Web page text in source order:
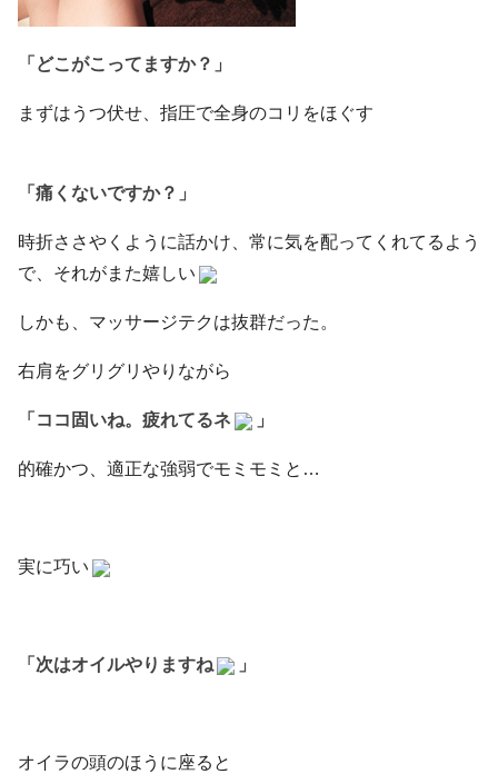
「どこがこってますか？」
まずはうつ伏せ、指圧で全身のコリをほぐす
「痛くないですか？」
時折ささやくように話かけ、常に気を配ってくれてるよう
で、それがまた嬉しい
しかも、マッサージテクは抜群だった。
右肩をグリグリやりながら
「ココ固いね。疲れてるネ 」
的確かつ、適正な強弱でモミモミと…
実に巧い
「次はオイルやりますね 」
オイラの頭のほうに座ると